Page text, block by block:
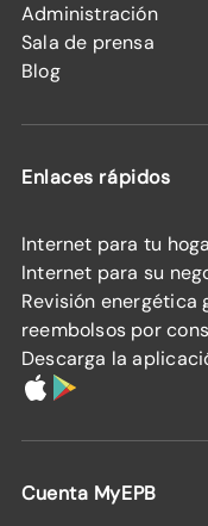
Administración
Sala de prensa
Blog
Enlaces rápidos
Internet para tu
Internet para su
Revisión energética
reembolsos por
Descarga la
Cuenta MyEPB